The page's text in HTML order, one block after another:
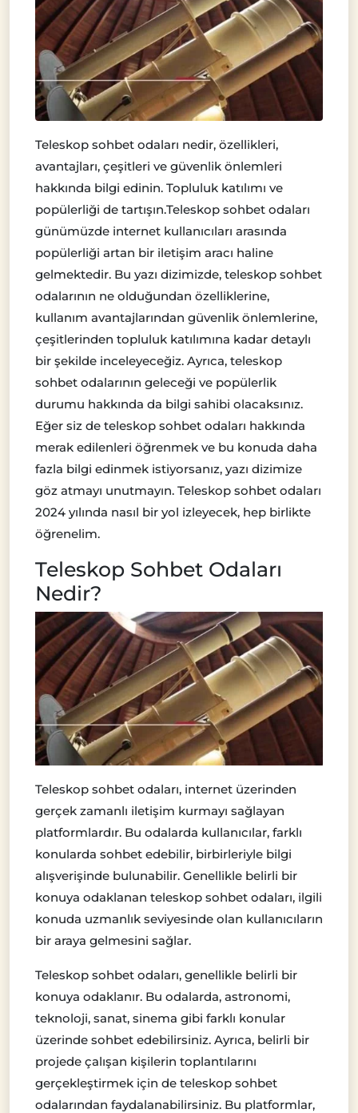
Teleskop sohbet odaları nedir, özellikleri,
avantajları, çeşitleri ve güvenlik önlemleri
hakkında bilgi edinin. Topluluk katılımı ve
popülerliği de tartışın.Teleskop sohbet odaları
günümüzde internet kullanıcıları arasında
popülerliği artan bir iletişim aracı haline
gelmektedir. Bu yazı dizimizde, teleskop sohbet
odalarının ne olduğundan özelliklerine,
kullanım avantajlarından güvenlik önlemlerine,
çeşitlerinden topluluk katılımına kadar detaylı
bir şekilde inceleyeceğiz. Ayrıca, teleskop
sohbet odalarının geleceği ve popülerlik
durumu hakkında da bilgi sahibi olacaksınız.
Eğer siz de teleskop sohbet odaları hakkında
merak edilenleri öğrenmek ve bu konuda daha
fazla bilgi edinmek istiyorsanız, yazı dizimize
göz atmayı unutmayın. Teleskop sohbet odaları
2024 yılında nasıl bir yol izleyecek, hep birlikte
öğrenelim.
Teleskop Sohbet Odaları
Nedir?
Teleskop sohbet odaları, internet üzerinden
gerçek zamanlı iletişim kurmayı sağlayan
platformlardır. Bu odalarda kullanıcılar, farklı
konularda sohbet edebilir, birbirleriyle bilgi
alışverişinde bulunabilir. Genellikle belirli bir
konuya odaklanan teleskop sohbet odaları, ilgili
konuda uzmanlık seviyesinde olan kullanıcıların
bir araya gelmesini sağlar.
Teleskop sohbet odaları, genellikle belirli bir
konuya odaklanır. Bu odalarda, astronomi,
teknoloji, sanat, sinema gibi farklı konular
üzerinde sohbet edebilirsiniz. Ayrıca, belirli bir
projede çalışan kişilerin toplantılarını
gerçekleştirmek için de teleskop sohbet
odalarından faydalanabilirsiniz. Bu platformlar,